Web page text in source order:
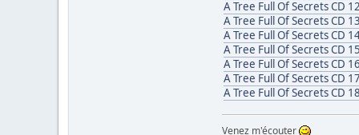
A Tree Full Of Secrets CD 12
A Tree Full Of Secrets CD 13
A Tree Full Of Secrets CD
A Tree Full Of Secrets CD 15
A Tree Full Of Secrets CD 16
A Tree Full Of Secrets CD 17
A Tree Full Of Secrets CD 18
Venez m'écouter